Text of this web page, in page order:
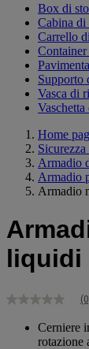
Box di
Cabina di
Carrello
Container
Supporto
Vasca di
Home
Sicurezza
Armadio
Armadio
Armadio
liquidi
Nessuna
Stesso Cerniere
rotazione